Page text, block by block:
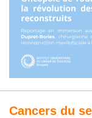
Cancers du